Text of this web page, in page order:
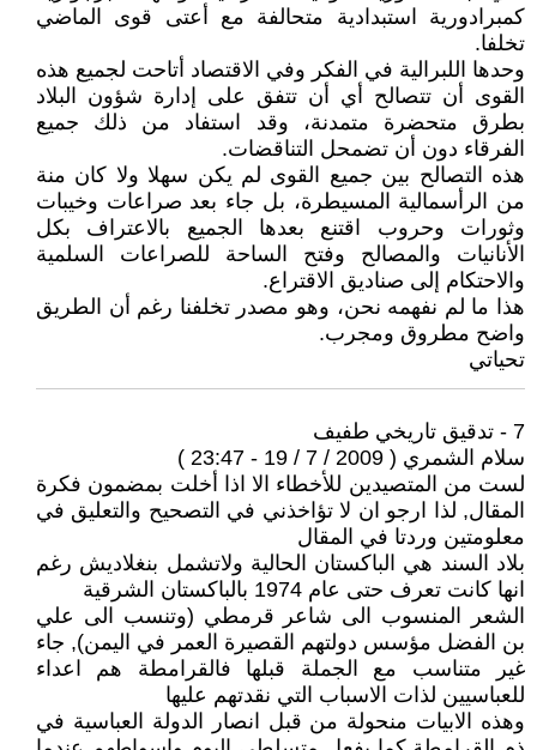
كمبرادورية استبدادية متحالفة مع أعتى قوى الماضي
تخلفا.
وحدها اللبرالية في الفكر وفي الاقتصاد أتاحت لجميع هذه
القوى أن تتصالح أي أن تتفق على إدارة شؤون البلاد
بطرق متحضرة متمدنة، وقد استفاد من ذلك جميع
الفرقاء دون أن تضمحل التناقضات.
هذه التصالح بين جميع القوى لم يكن سهلا ولا كان منة
من الرأسمالية المسيطرة، بل جاء بعد صراعات وخيبات
وثورات وحروب اقتنع بعدها الجميع بالاعتراف بكل
الأنانيات والمصالح وفتح الساحة للصراعات السلمية
والاحتكام إلى صناديق الاقتراع.
هذا ما لم نفهمه نحن، وهو مصدر تخلفنا رغم أن الطريق
واضح مطروق ومجرب.
تحياتي
7 - تدقيق تاريخي طفيف
سلام الشمري ( 2009 / 7 / 19 - 23:47 )
لست من المتصيدين للأخطاء الا اذا أخلت بمضمون فكرة
المقال, لذا ارجو ان لا تؤاخذني في التصحيح والتعليق في
معلومتين وردتا في المقال
بلاد السند هي الباكستان الحالية ولاتشمل بنغلاديش رغم
انها كانت تعرف حتى عام 1974 بالباكستان الشرقية
الشعر المنسوب الى شاعر قرمطي (وتنسب الى علي
بن الفضل مؤسس دولتهم القصيرة العمر في اليمن), جاء
غير متناسب مع الجملة قبلها فالقرامطة هم اعداء
للعباسيين لذات الاسباب التي نقدتهم عليها
وهذه الابيات منحولة من قبل انصار الدولة العباسية في